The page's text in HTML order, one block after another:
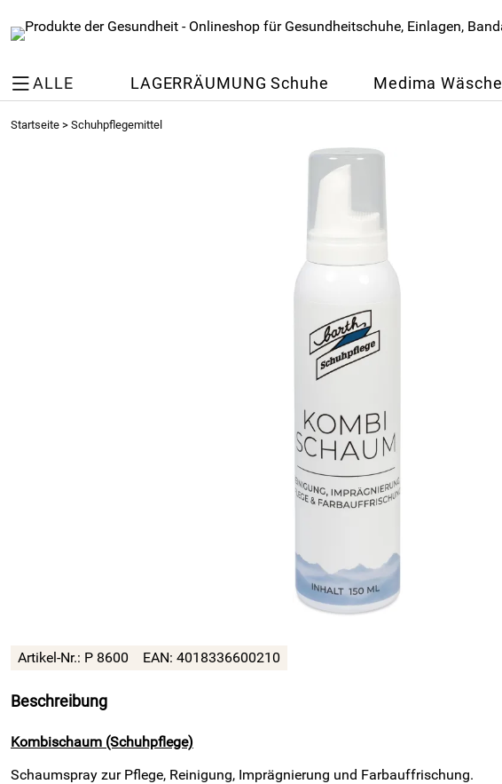
ALLE LAGERRÄUMUNG Schuhe Medima Wäsche
Startseite > Schuhpflegemittel
Artikel-Nr.: P 8600 EAN: 4018336600210
Beschreibung
Kombischaum (Schuhpflege)
Schaumspray zur Pflege, Reinigung, Imprägnierung und Farbauffrischung.